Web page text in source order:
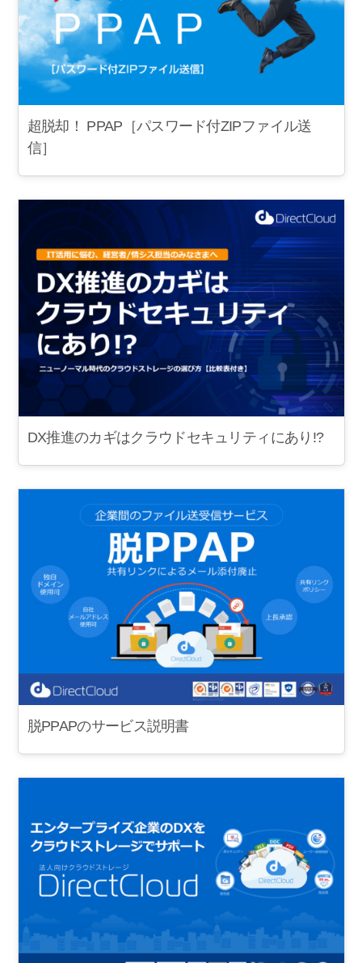
超脱却！ PPAP［パスワード付ZIPファイル送
信］
DX推進のカギはクラウドセキュリティにあり!?
脱PPAPのサービス説明書